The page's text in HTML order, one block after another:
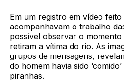
Em um registro em vídeo
acompanhavam o trabalho
possível observar o momento
retiram a vítima do rio. As
grupos de mensagens,
do homem havia sido
piranhas.